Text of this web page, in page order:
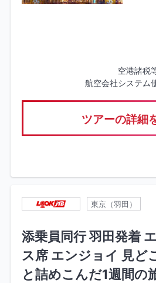
空港諸税
航空会社システム
ツアーの詳細
東京（羽田）
添乗員同行 羽田発着
ス席 エンジョイ 見ど
と詰めこんだ1週間の